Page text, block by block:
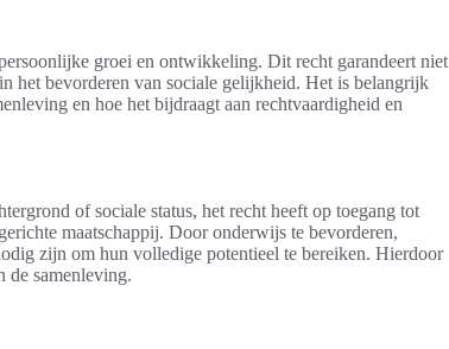
groei en ontwikkeling. Dit recht garandeert niet
het bevorderen van sociale gelijkheid. Het is belangrijk
en hoe het bijdraagt aan rechtvaardigheid en
of sociale status, het recht heeft op toegang tot
maatschappij. Door onderwijs te bevorderen,
zijn om hun volledige potentieel te bereiken. Hierdoor
de samenleving.